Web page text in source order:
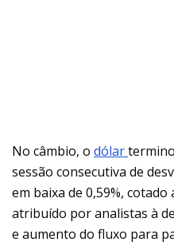
No câmbio, o dólar
sessão consecutiva de
em baixa de 0,59%, cotado
atribuído por analistas à
e aumento do fluxo para